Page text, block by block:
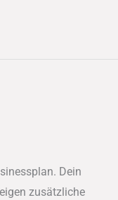
Dein
zusätzliche